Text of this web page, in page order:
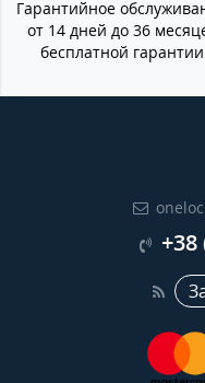
Гарантийное
от 14 дней до 36
бесплатной гарантии
+38